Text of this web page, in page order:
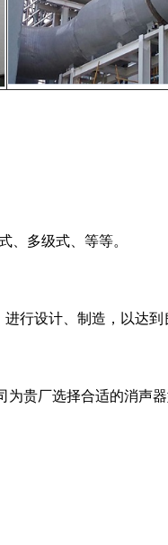
、多级式、等等。
行设计、制造，以达到
为贵厂选择合适的消声器